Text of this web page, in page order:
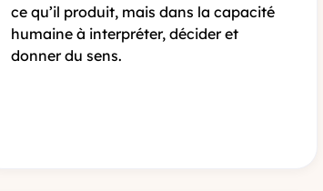
ce qu’il produit, mais dans la capacité
humaine à interpréter, décider et
donner du sens.